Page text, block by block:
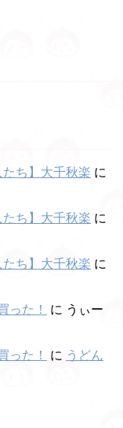
ち】大千秋楽 に
ち】大千秋楽 に
ち】大千秋楽 に
った！
に うぃー
った！
に うどん